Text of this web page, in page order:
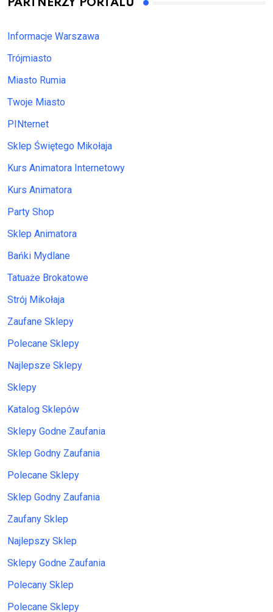
PARTNERZY PORTALU
Informacje Warszawa
Trójmiasto
Miasto Rumia
Twoje Miasto
PINternet
Sklep Świętego Mikołaja
Kurs Animatora Internetowy
Kurs Animatora
Party Shop
Sklep Animatora
Bańki Mydlane
Tatuaże Brokatowe
Strój Mikołaja
Zaufane Sklepy
Polecane Sklepy
Najlepsze Sklepy
Sklepy
Katalog Sklepów
Sklepy Godne Zaufania
Sklep Godny Zaufania
Polecane Sklepy
Sklep Godny Zaufania
Zaufany Sklep
Najlepszy Sklep
Sklepy Godne Zaufania
Polecany Sklep
Polecane Sklepy